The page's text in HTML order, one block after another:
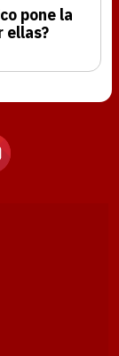
pone la
ellas?